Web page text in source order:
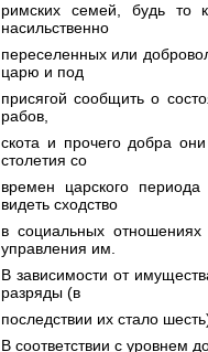
римских семей, будь то
насильственно
переселенных или
царю и под
присягой сообщить о
рабов,
скота и прочего добра
столетия со
времен царского
видеть сходство
в социальных отношениях
управления им.
В зависимости от
разряды (в
последствии их стало
В соответствии с уровнем